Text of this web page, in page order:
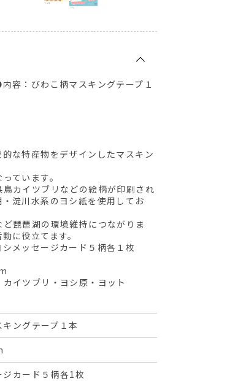
容：びわこ柄マスキングテープ１
な特産物をデザインしたマスキン
ています。
カイツブリなどの絵柄が印刷され
淀川水系のヨシ紙を使用してお
琵琶湖の環境維持につながりま
に役立てます。
メッセージカード５柄各１枚
イツブリ・ヨシ原・ヨット
ングテープ１本
ジカード５柄各1枚